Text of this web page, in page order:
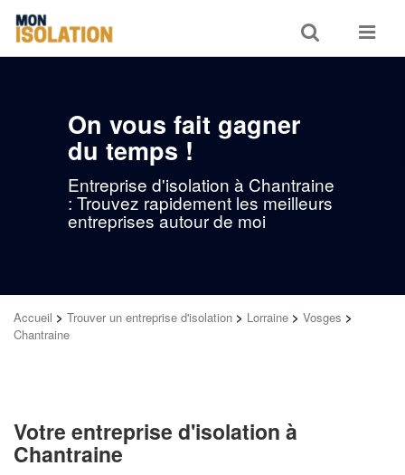
Toggle
search
Toggle
On vous fait gagner
du temps !
Entreprise d'isolation à Chantraine
: Trouvez rapidement les meilleurs
entreprises autour de moi
Accueil > Trouver un entreprise d'isolation > Lorraine > Vosges >
Chantraine
Votre entreprise d'isolation à
Chantraine